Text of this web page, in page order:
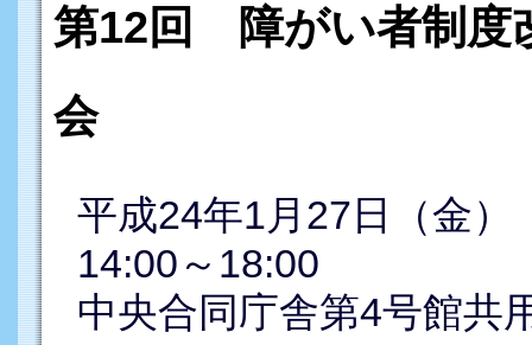
第12回 障がい者制度
会
平成24年1月27日（金）
14:00～18:00
中央合同庁舎第4号館共